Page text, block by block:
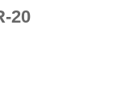
20